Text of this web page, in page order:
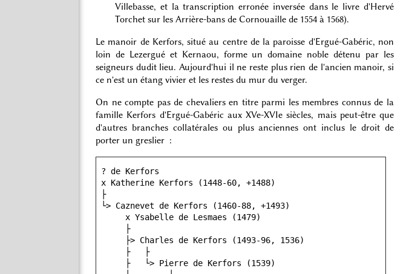
Villebasse, et la transcription erronée inversée dans le livre d'Hervé
Torchet sur les Arrière-bans de Cornouaille de 1554 à 1568).
Le manoir de Kerfors, situé au centre de la paroisse d'Ergué-Gabéric, non
loin de Lezergué et Kernaou, forme un domaine noble détenu par les
seigneurs dudit lieu. Aujourd'hui il ne reste plus rien de l'ancien manoir, si
ce n'est un étang vivier et les restes du mur du verger.
On ne compte pas de chevaliers en titre parmi les membres connus de la
famille Kerfors d'Ergué-Gabéric aux XVe-XVIe siècles, mais peut-être que
d'autres branches collatérales ou plus anciennes ont inclus le droit de
porter un greslier :
? de Kerfors